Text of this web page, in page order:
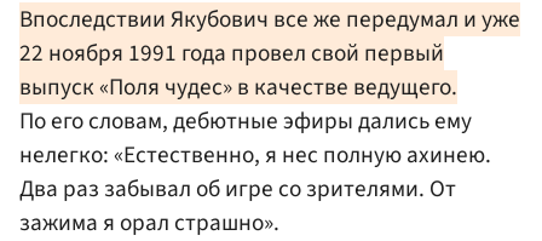
Впоследствии Якубович все же передумал и уже
22 ноября 1991 года провел свой первый
выпуск «Поля чудес» в качестве ведущего.
По его словам, дебютные эфиры дались ему
нелегко: «Естественно, я нес полную ахинею.
Два раз забывал об игре со зрителями. От
зажима я орал страшно».